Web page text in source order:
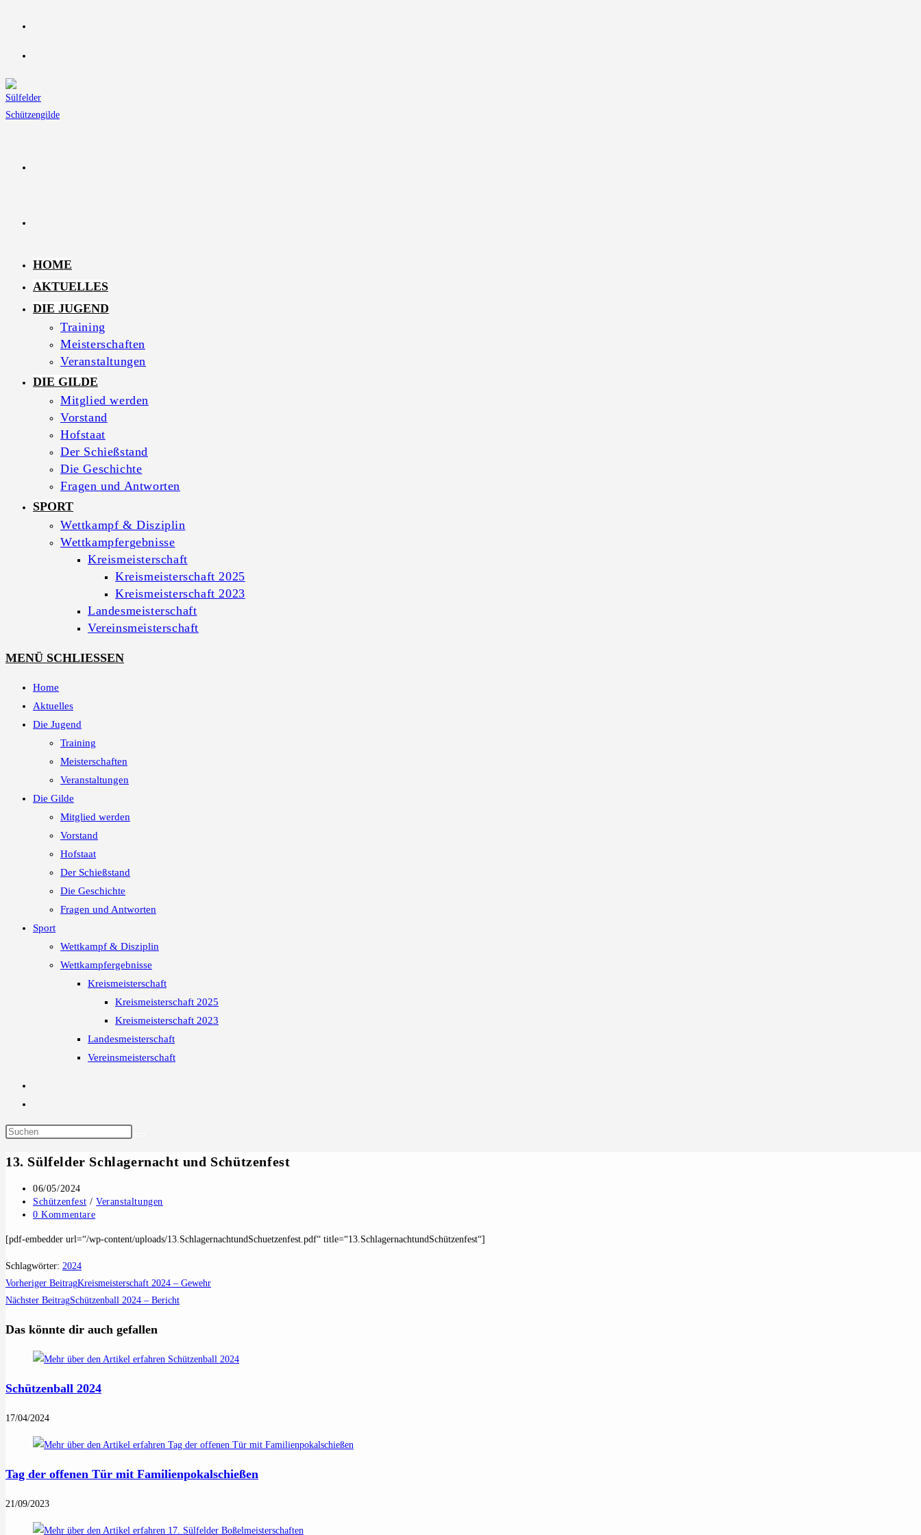
HOME
AKTUELLES
DIE JUGEND
Training
Meisterschaften
Veranstaltungen
DIE GILDE
Mitglied werden
Vorstand
Hofstaat
Der Schießstand
Die Geschichte
Fragen und Antworten
SPORT
Wettkampf & Disziplin
Wettkampfergebnisse
Kreismeisterschaft
Kreismeisterschaft 2025
Kreismeisterschaft 2023
Landesmeisterschaft
Vereinsmeisterschaft
MENÜ SCHLIESSEN
Home
Aktuelles
Die Jugend
Training
Meisterschaften
Veranstaltungen
Die Gilde
Mitglied werden
Vorstand
Hofstaat
Der Schießstand
Die Geschichte
Fragen und Antworten
Sport
Wettkampf & Disziplin
Wettkampfergebnisse
Kreismeisterschaft
Kreismeisterschaft 2025
Kreismeisterschaft 2023
Landesmeisterschaft
Vereinsmeisterschaft
13. Sülfelder Schlagernacht und Schützenfest
Beitrag
veröffentlicht:
06/05/2024
Beitrags-
Kategorie:
Schützenfest / Veranstaltungen
Beitrags-
0 Kommentare
[pdf-embedder url=“/wp-content/uploads/13.SchlagernachtundSchuetzenfest.pdf“ title=“13.SchlagernachtundSchützenfest“]
Schlagwörter: 2024
Weitere
Artikel
ansehen
Vorheriger BeitragKreismeisterschaft 2024 – Gewehr
Nächster BeitragSchützenball 2024 – Bericht
Das könnte dir auch gefallen
Schützenball 2024
17/04/2024
Tag der offenen Tür mit Familienpokalschießen
21/09/2023